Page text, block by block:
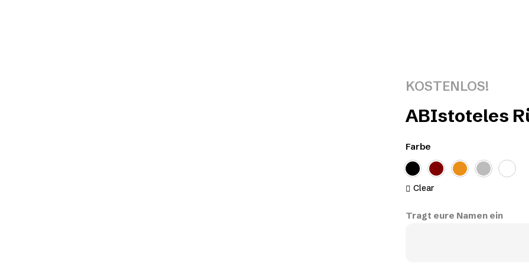
KOSTENLOS!
ABIstoteles
Farbe
Clear
Tragt eure Namen ein